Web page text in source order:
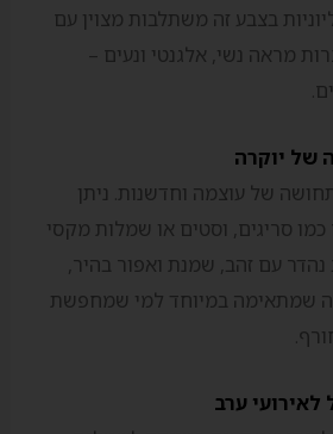
בצבע זה משתלבות מצוין עם
מראה נשי, אלגנטי ונעים –
של יוקרה
של עוצמה וחדשנות. ניתן
סריגים, וסטים או שמלות מקסי
עם זהב, שמנת ואפור בהיר,
שמתאימה במיוחד למי שמחפשת
לאירועי ערב